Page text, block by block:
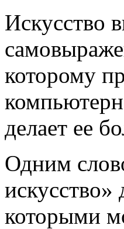
Искусство
которому
делает ее
Одним
которыми